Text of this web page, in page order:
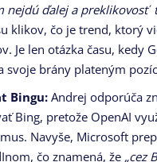
nejdú ďalej a preklikovosť
klikov, čo je trend, ktorý
Je len otázka času, kedy
svoje brány plateným
Bingu: Andrej odporúča
Bing, pretože OpenAI
Navyše, Microsoft
čo znamená, že „cez